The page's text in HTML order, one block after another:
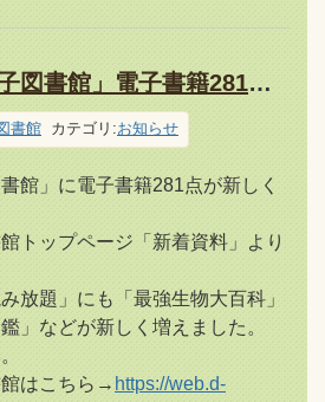
「よっかいち電子図書館」電子書籍281点と児童書読み放題を追加しました！
書館 カテゴリ:お知らせ
館」に電子書籍281点が新しく
トップページ「新着資料」より
放題」にも「最強生物大百科」
」などが新しく増えました。
はこちら→ https://web.d-